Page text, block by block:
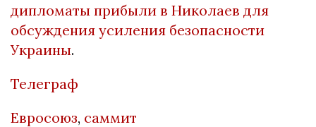
дипломаты прибыли в Николаев для
обсуждения усиления безопасности
Украины.
Телеграф
Евросоюз, саммит